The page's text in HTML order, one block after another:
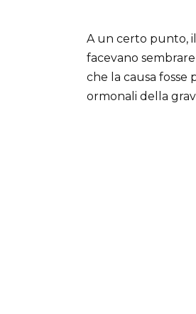
A un certo punto,
facevano
che la causa fosse
ormonali della